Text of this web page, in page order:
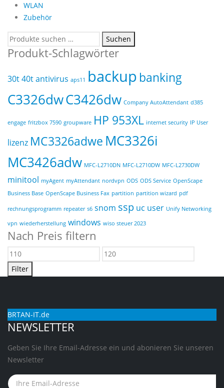
WLAN
Zubehör
Suchen
nach:
Suchen
Produkt-Schlagwörter
30t40tantivirus aps11 backup banking
C3326dwC3426dw Company AutoAttendant d385
engage fritzbox 7590 groupware HP 953XL internet security IP User
lizenz MC3326adwe MC3326i
MC3426adw MFC-L2710DN MFC-L2710DW MFC-L2730DW
minitool myAgent myAttendant nordvpn ODS ODS Service OpenScape
Business Base OpenScape Business Fax partition partition wizard pdf
rechnungsprogramm repeater s6 snom ssp uc user Unify Networking
vpn wiederherstellung windows wiso steuer 2023
Nach Preis filtern
Min.
Preis
Max.
Filter
BRTAN-IT.de
NEWSLETTER
Geben Sie Ihre Email-Adresse ein und abonieren Sie unseren
Newsletter